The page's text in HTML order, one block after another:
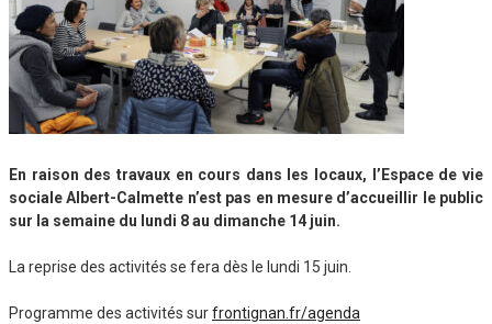
En raison des travaux en cours dans les locaux, l’Espace de vie
sociale Albert-Calmette n’est pas en mesure d’accueillir le public
sur la semaine du lundi 8 au dimanche 14 juin.
La reprise des activités se fera dès le lundi 15 juin.
Programme des activités surfrontignan.fr/agenda